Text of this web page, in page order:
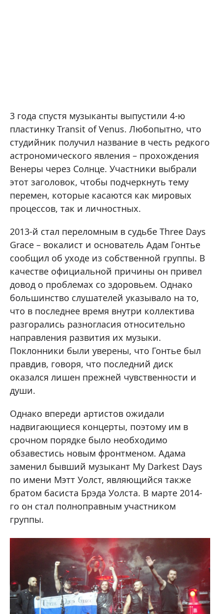
3 года спустя музыканты выпустили 4-ю
пластинку Transit of Venus. Любопытно, что
студийник получил название в честь редкого
астрономического явления – прохождения
Венеры через Солнце. Участники выбрали
этот заголовок, чтобы подчеркнуть тему
перемен, которые касаются как мировых
процессов, так и личностных.
2013-й стал переломным в судьбе Three Days
Grace – вокалист и основатель Адам Гонтье
сообщил об уходе из собственной группы. В
качестве официальной причины он привел
довод о проблемах со здоровьем. Однако
большинство слушателей указывало на то,
что в последнее время внутри коллектива
разгорались разногласия относительно
направления развития их музыки.
Поклонники были уверены, что Гонтье был
правдив, говоря, что последний диск
оказался лишен прежней чувственности и
души.
Однако впереди артистов ожидали
надвигающиеся концерты, поэтому им в
срочном порядке было необходимо
обзавестись новым фронтменом. Адама
заменил бывший музыкант My Darkest Days
по имени Мэтт Уолст, являющийся также
братом басиста Брэда Уолста. В марте 2014-
го он стал полноправным участником
группы.